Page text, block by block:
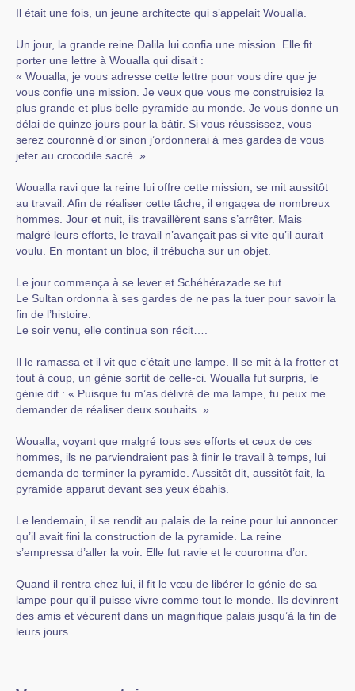
Il était une fois, un jeune architecte qui s’appelait Woualla.
Un jour, la grande reine Dalila lui confia une mission. Elle fit
porter une lettre à Woualla qui disait :
« Woualla, je vous adresse cette lettre pour vous dire que je
vous confie une mission. Je veux que vous me construisiez la
plus grande et plus belle pyramide au monde. Je vous donne un
délai de quinze jours pour la bâtir. Si vous réussissez, vous
serez couronné d’or sinon j’ordonnerai à mes gardes de vous
jeter au crocodile sacré. »
Woualla ravi que la reine lui offre cette mission, se mit aussitôt
au travail. Afin de réaliser cette tâche, il engagea de nombreux
hommes. Jour et nuit, ils travaillèrent sans s’arrêter. Mais
malgré leurs efforts, le travail n’avançait pas si vite qu’il aurait
voulu. En montant un bloc, il trébucha sur un objet.
Le jour commença à se lever et Schéhérazade se tut.
Le Sultan ordonna à ses gardes de ne pas la tuer pour savoir la
fin de l’histoire.
Le soir venu, elle continua son récit….
Il le ramassa et il vit que c’était une lampe. Il se mit à la frotter et
tout à coup, un génie sortit de celle-ci. Woualla fut surpris, le
génie dit : « Puisque tu m’as délivré de ma lampe, tu peux me
demander de réaliser deux souhaits. »
Woualla, voyant que malgré tous ses efforts et ceux de ces
hommes, ils ne parviendraient pas à finir le travail à temps, lui
demanda de terminer la pyramide. Aussitôt dit, aussitôt fait, la
pyramide apparut devant ses yeux ébahis.
Le lendemain, il se rendit au palais de la reine pour lui annoncer
qu’il avait fini la construction de la pyramide. La reine
s’empressa d’aller la voir. Elle fut ravie et le couronna d’or.
Quand il rentra chez lui, il fit le vœu de libérer le génie de sa
lampe pour qu’il puisse vivre comme tout le monde. Ils devinrent
des amis et vécurent dans un magnifique palais jusqu’à la fin de
leurs jours.